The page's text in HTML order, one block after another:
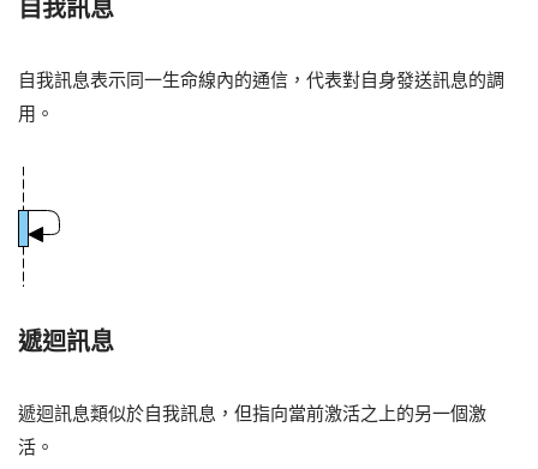
自我訊息
自我訊息表示同一生命線內的通信，代表對自身發送訊息的調
用。
遞迴訊息
遞迴訊息類似於自我訊息，但指向當前激活之上的另一個激
活。